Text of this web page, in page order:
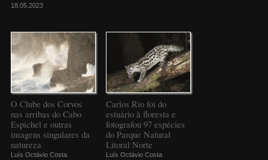
18.05.2023
O Clube dos Corvos
nas arribas do Cabo
Espichel e outras
imagens singulares da
natureza
Luís Octávio Costa
Carlos Rio foi do
estuário à floresta e
fotografou 97 espécies
do Parque Natural
Litoral Norte
Luís Octávio Costa